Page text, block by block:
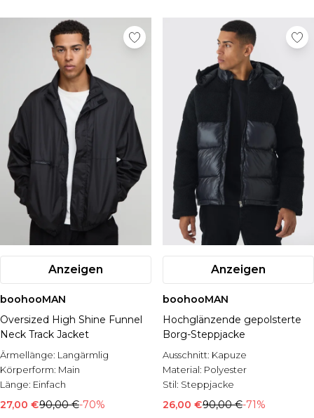
Anzeigen
boohooMAN
Oversized High Shine Funnel
Neck Track Jacket
Ärmellänge: Langärmlig
Körperform: Main
Länge: Einfach
27,00 €90,00 €-70%
Anzeigen
boohooMAN
Hochglänzende gepolsterte
Borg-Steppjacke
Ausschnitt: Kapuze
Material: Polyester
Stil: Steppjacke
26,00 €90,00 €-71%